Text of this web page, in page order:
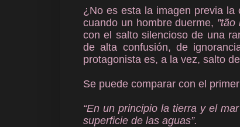
¿No es esta la imagen previa la
cuando un hombre duerme, "tão
con el salto silencioso de una
de alta confusión, de
protagonista es, a la vez, salto
Se puede comparar con el
“En un principio la tierra y el
superficie de las aguas”.